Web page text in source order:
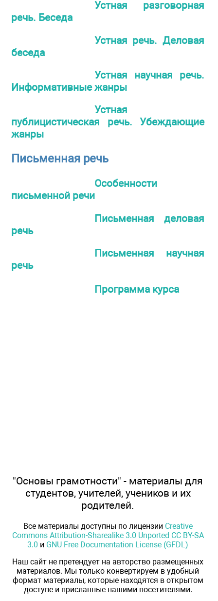
Устная разговорная
речь. Беседа
Устная речь. Деловая
беседа
Устная научная речь.
Информативные жанры
Устная
публицистическая речь. Убеждающие
жанры
Письменная речь
Особенности
письменной речи
Письменная деловая
речь
Письменная научная
речь
Программа курса
"Основы грамотности" - материалы для
студентов, учителей, учеников и их
родителей.
Все материалы доступны по лицензии Creative
Commons Attribution-Sharealike 3.0 Unported CC BY-SA
3.0 и GNU Free Documentation License (GFDL)
Наш сайт не претендует на авторство размещенных
материалов. Мы только конвертируем в удобный
формат материалы, которые находятся в открытом
доступе и присланные нашими посетителями.